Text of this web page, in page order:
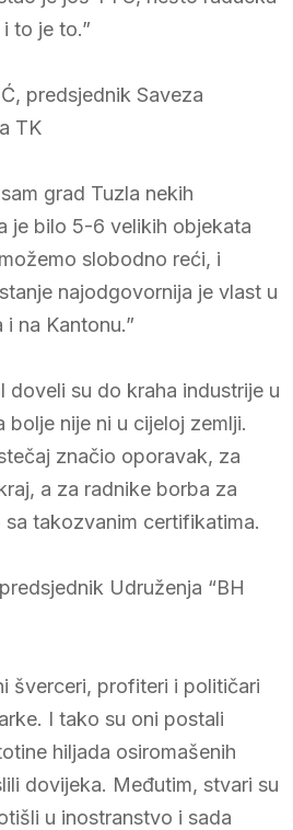
to je to.”
predsjednik Saveza
TK
grad Tuzla nekih
je bilo 5-6 velikih objekata
slobodno reći, i
najodgovornija je vlast u
na Kantonu.”
doveli su do kraha industrije u
bolje nije ni u cijeloj zemlji.
značio oporavak, za
a za radnike borba za
takozvanim certifikatima.
Udruženja “BH
šverceri, profiteri i političari
I tako su oni postali
hiljada osiromašenih
dovijeka. Međutim, stvari su
u inostranstvo i sada